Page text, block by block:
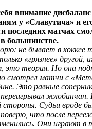
внимание
у «Славутича» и
последних матчах
большинстве.
не бывает в хоккее
«грязнее» другой,
это теория. Но она
смотрел матчи с
Это равные
стороны. Судьи вроде
что после
Они играют